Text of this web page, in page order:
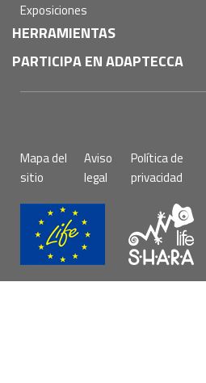
Exposiciones
HERRAMIENTAS
PARTICIPA EN ADAPTECCA
de
página
Mapa del
sitio
Aviso
legal
Política de
privacidad